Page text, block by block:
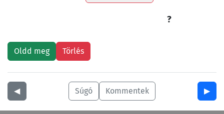
?
◀︎ Súgó Kommentek ▶︎